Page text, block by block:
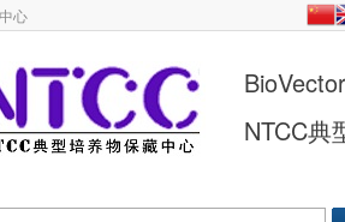
心
NTCC典